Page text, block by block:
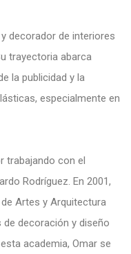
decorador de interiores
trayectoria abarca
la publicidad y la
especialmente en
trabajando con el
Rodríguez. En 2001,
Artes y Arquitectura
decoración y diseño
academia, Omar se